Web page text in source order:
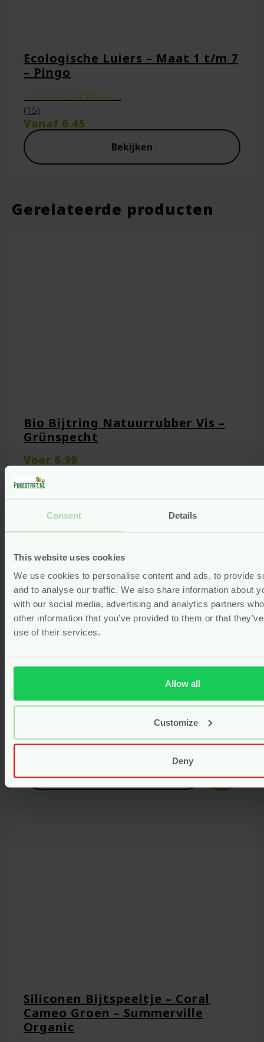
Consent Details
This website uses cookies
We use cookies to personalise content and ads, to provide
and to analyse our traffic. We also share information about
with our social media, advertising and analytics partners
other information that you’ve provided to them or that
use of their services.
Allow all
Customize
Deny
Ecologische Luiers – Maat 1 t/m 7
– Pingo
Gewaardeerd 5.00 uit 5
(15)
Vanaf 6.45
Bekijken
Gerelateerde producten
Bio Bijtring Natuurrubber Vis –
Grünspecht
Voor 6.99
Vormenstoof – Gerecycled Plastic
Voor21.50
Siliconen Bijtspeeltje – Coral
Cameo Groen – Summerville
Organic